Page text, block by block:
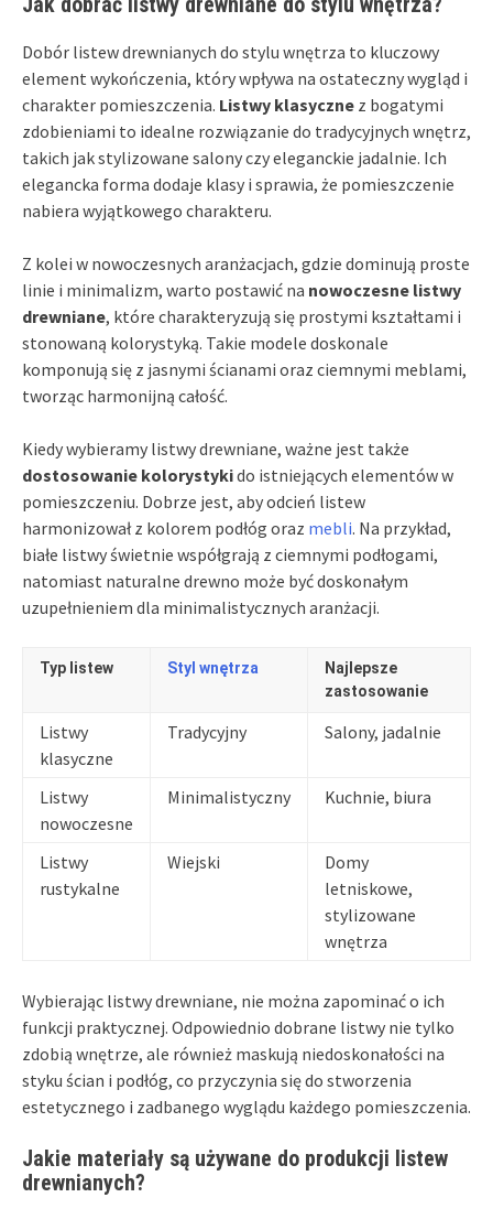
Dobór listew drewnianych do stylu wnętrza to kluczowy
element wykończenia, który wpływa na ostateczny wygląd i
charakter pomieszczenia. Listwy klasyczne z bogatymi
zdobieniami to idealne rozwiązanie do tradycyjnych wnętrz,
takich jak stylizowane salony czy eleganckie jadalnie. Ich
elegancka forma dodaje klasy i sprawia, że pomieszczenie
nabiera wyjątkowego charakteru.
Z kolei w nowoczesnych aranżacjach, gdzie dominują proste
linie i minimalizm, warto postawić na nowoczesne listwy
drewniane, które charakteryzują się prostymi kształtami i
stonowaną kolorystyką. Takie modele doskonale
komponują się z jasnymi ścianami oraz ciemnymi meblami,
tworząc harmonijną całość.
Kiedy wybieramy listwy drewniane, ważne jest także
dostosowanie kolorystykido istniejących elementów w
pomieszczeniu. Dobrze jest, aby odcień listew
harmonizował z kolorem podłóg oraz mebli. Na przykład,
białe listwy świetnie współgrają z ciemnymi podłogami,
natomiast naturalne drewno może być doskonałym
uzupełnieniem dla minimalistycznych aranżacji.
Typ listew Styl wnętrza
Najlepsze
zastosowanie
Listwy
klasyczne
Tradycyjny Salony, jadalnie
Listwy
nowoczesne
Minimalistyczny Kuchnie, biura
Listwy
rustykalne
Wiejski
Domy
letniskowe,
stylizowane
wnętrza
Wybierając listwy drewniane, nie można zapominać o ich
funkcji praktycznej. Odpowiednio dobrane listwy nie tylko
zdobią wnętrze, ale również maskują niedoskonałości na
styku ścian i podłóg, co przyczynia się do stworzenia
estetycznego i zadbanego wyglądu każdego pomieszczenia.
Jakie materiały są używane do produkcji listew
drewnianych?